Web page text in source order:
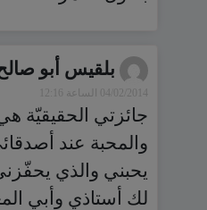
بلقيس أبو
04/02/2014 الساعة 12:16
جائزتي الحقيقيّة
والمحبة عند
يحبني والذي
لك أستاذي وأبي